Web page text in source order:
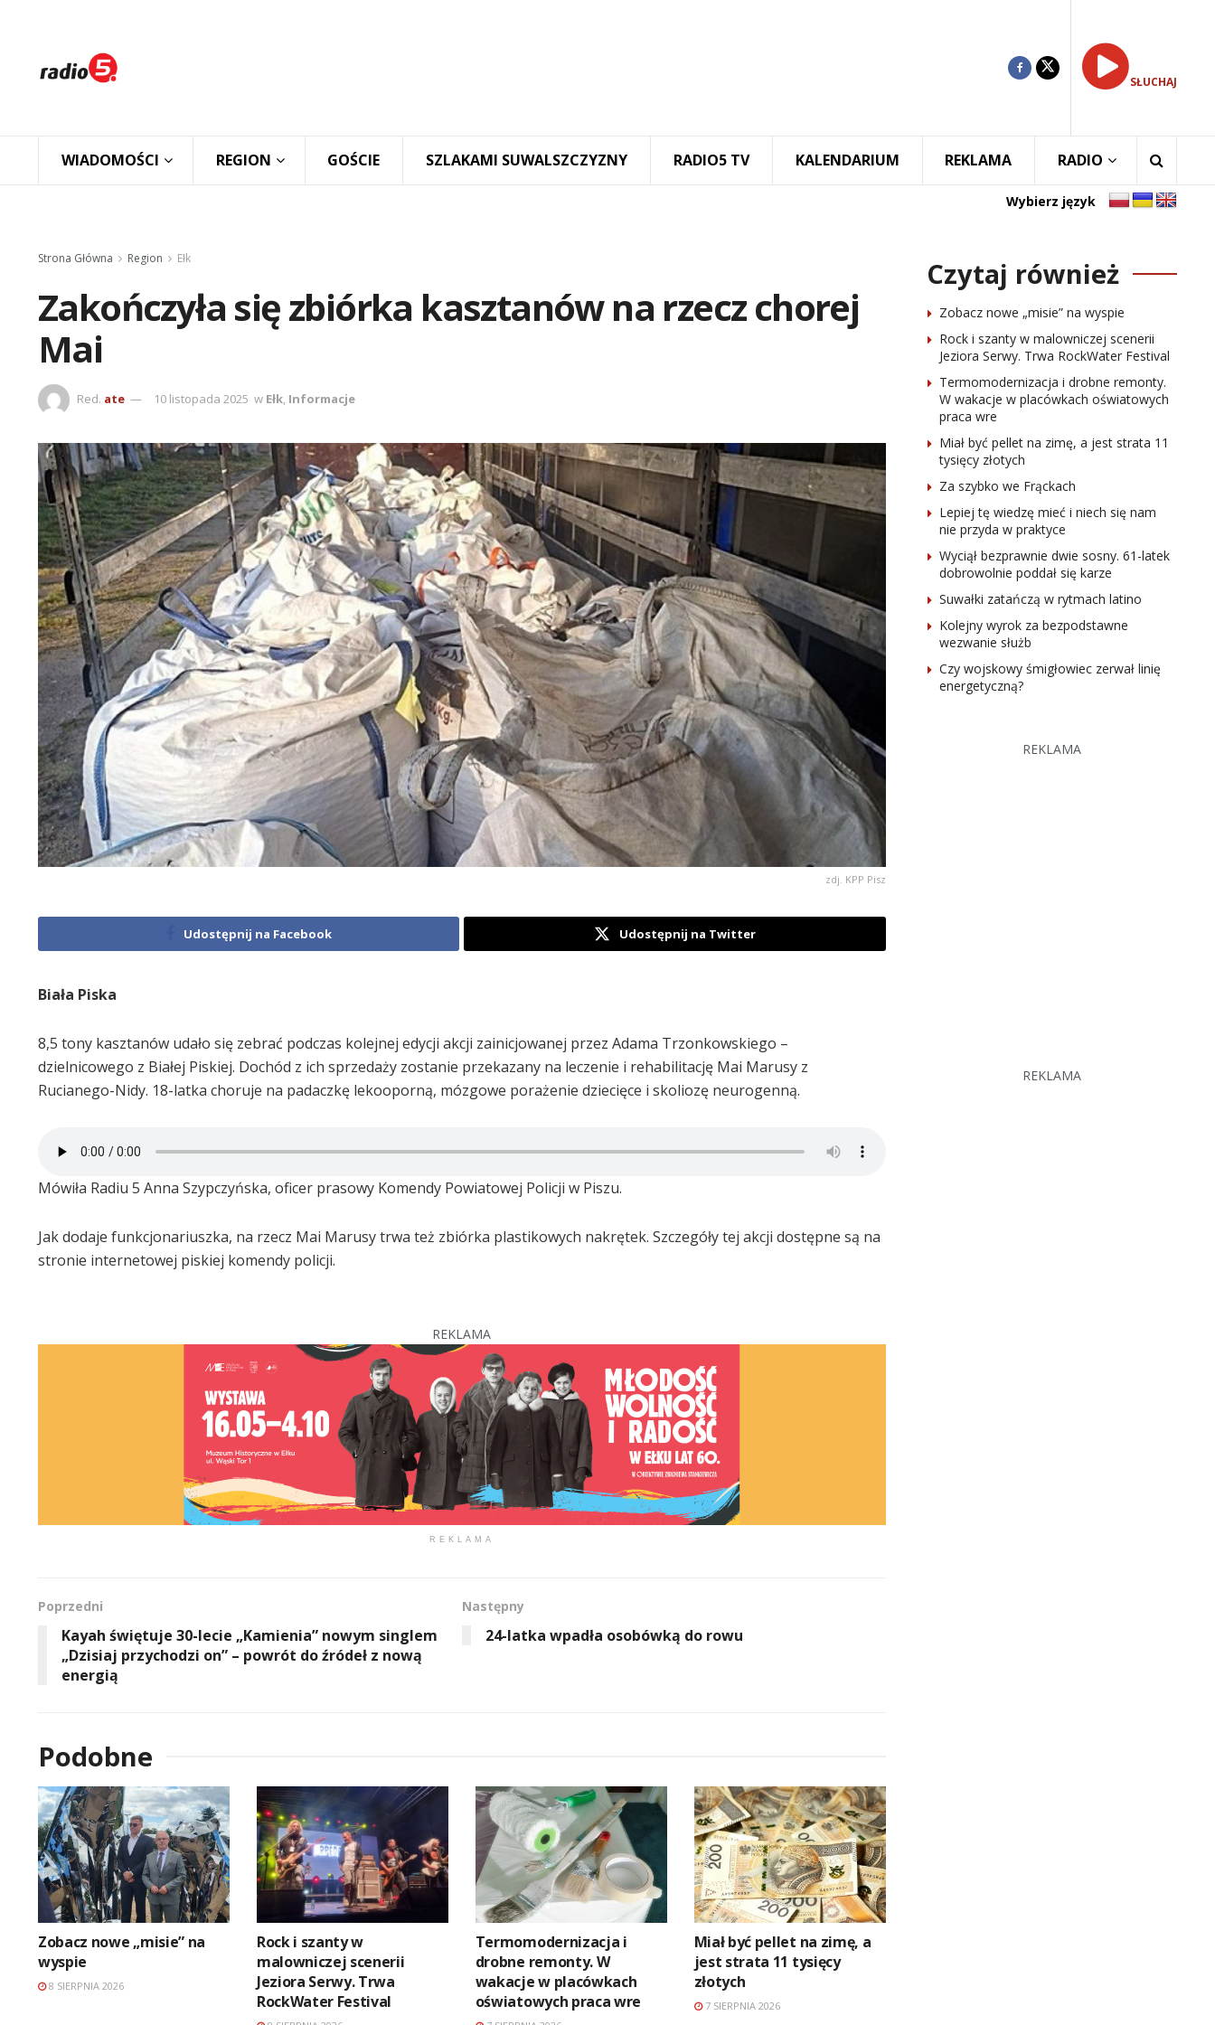
SŁUCHAJ
WIADOMOŚCI REGION GOŚCIE SZLAKAMI SUWALSZCZYZNY RADIO5 TV KALENDARIUM REKLAMA RADIO
Wybierz język
Strona Główna Region Ełk
Zakończyła się zbiórka kasztanów na rzecz chorej
Mai
Red. ate 10 listopada 2025 w Ełk, Informacje
zdj. KPP Pisz
Udostępnij na Facebook Udostępnij na Twitter
Biała Piska
8,5 tony kasztanów udało się zebrać podczas kolejnej edycji akcji zainicjowanej przez Adama Trzonkowskiego –
dzielnicowego z Białej Piskiej. Dochód z ich sprzedaży zostanie przekazany na leczenie i rehabilitację Mai Marusy z
Rucianego-Nidy. 18-latka choruje na padaczkę lekooporną, mózgowe porażenie dziecięce i skoliozę neurogenną.
Mówiła Radiu 5 Anna Szypczyńska, oficer prasowy Komendy Powiatowej Policji w Piszu.
Jak dodaje funkcjonariuszka, na rzecz Mai Marusy trwa też zbiórka plastikowych nakrętek. Szczegóły tej akcji dostępne są na
stronie internetowej piskiej komendy policji.
REKLAMA
REKLAMA
Poprzedni
Kayah świętuje 30-lecie „Kamienia” nowym singlem
„Dzisiaj przychodzi on” – powrót do źródeł z nową
energią
Następny
24-latka wpadła osobówką do rowu
Podobne
Zobacz nowe „misie” na
wyspie
8 SIERPNIA 2026
Rock i szanty w
malowniczej scenerii
Jeziora Serwy. Trwa
RockWater Festival
Termomodernizacja i
drobne remonty. W
wakacje w placówkach
oświatowych praca wre
Miał być pellet na zimę, a
jest strata 11 tysięcy
złotych
7 SIERPNIA 2026
Czytaj również
Zobacz nowe „misie” na wyspie
Rock i szanty w malowniczej scenerii
Jeziora Serwy. Trwa RockWater Festival
Termomodernizacja i drobne remonty.
W wakacje w placówkach oświatowych
praca wre
Miał być pellet na zimę, a jest strata 11
tysięcy złotych
Za szybko we Frąckach
Lepiej tę wiedzę mieć i niech się nam
nie przyda w praktyce
Wyciął bezprawnie dwie sosny. 61-latek
dobrowolnie poddał się karze
Suwałki zatańczą w rytmach latino
Kolejny wyrok za bezpodstawne
wezwanie służb
Czy wojskowy śmigłowiec zerwał linię
energetyczną?
REKLAMA
REKLAMA